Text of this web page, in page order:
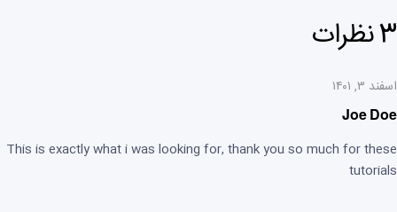
3 نظرات
Joe Doe
اسفند ۳, ۱۴۰۱
This is exactly what i was looking for, thank you so much for these
tutorials